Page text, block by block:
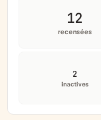
12
recensées
2
inactives